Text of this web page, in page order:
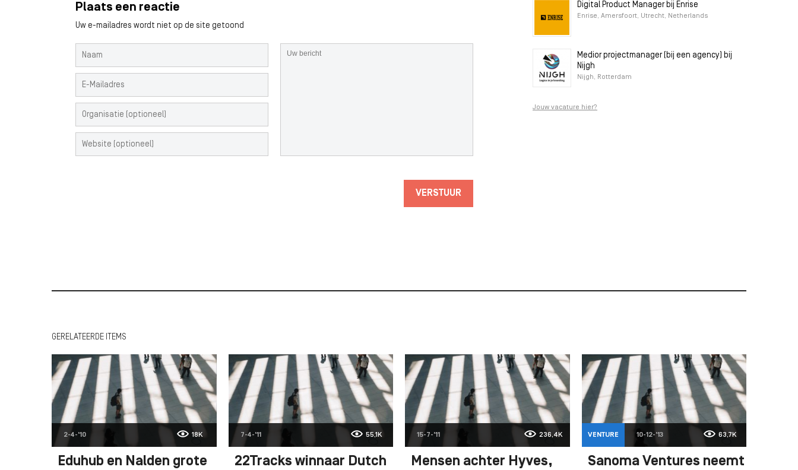
Plaats een reactie
Uw e-mailadres wordt niet op de site getoond
VERSTUUR
Digital Product Manager bij Enrise
Enrise, Amersfoort, Utrecht, Netherlands
Medior projectmanager (bij een agency) bij
Nijgh
Nijgh, Rotterdam
Jouw vacature hier?
GERELATEERDE ITEMS
2-4-'10 18K
Eduhub en Nalden grote
7-4-'11 55,1K
22Tracks winnaar Dutch
15-7-'11 236,4K
Mensen achter Hyves,
VENTURE 10-12-'13 63,7K
Sanoma Ventures neemt